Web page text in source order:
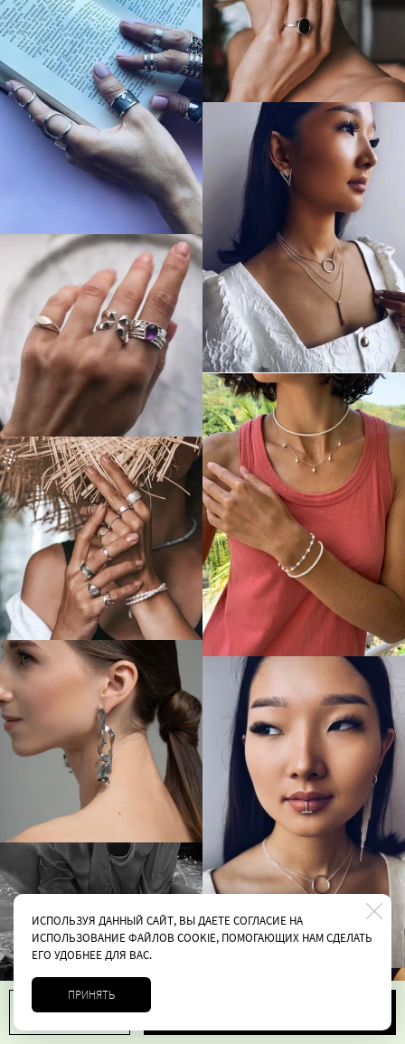
1
ИСПОЛЬЗУЯ ДАННЫЙ САЙТ, ВЫ ДАЕТЕ СОГЛАСИЕ НА
ИСПОЛЬЗОВАНИЕ ФАЙЛОВ COOKIE, ПОМОГАЮЩИХ НАМ СДЕЛАТЬ
ЕГО УДОБНЕЕ ДЛЯ ВАС.
ПРИНЯТЬ